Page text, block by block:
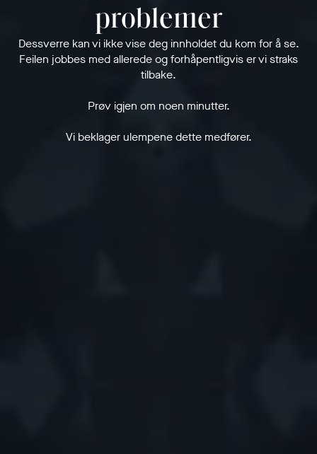
problemer
Dessverre kan vi ikke vise deg innholdet du kom for å se.
Feilen jobbes med allerede og forhåpentligvis er vi straks
tilbake.
Prøv igjen om noen minutter.
Vi beklager ulempene dette medfører.